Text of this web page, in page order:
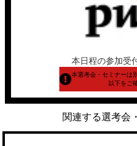
本日程の参加受
本選考会・セミナーは
以下をご
関連する選考会